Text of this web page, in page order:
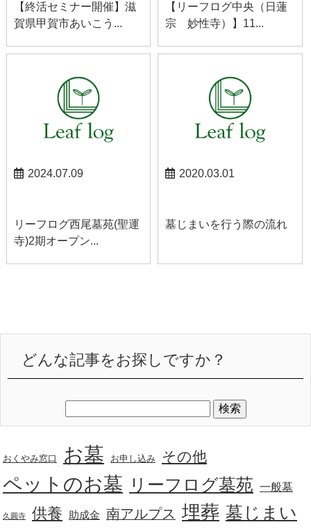
【終活セミナー開催】滋
賀県甲賀市あいこう...
【リーフログ中央（日蓮
宗 妙性寺）】11...
2024.07.09
リーフログ西尾墓苑(聖運
寺)2期オープン...
2020.03.01
墓じまいを行う際の流れ
どんな記事をお探しですか？
おくやみ窓口 お墓 お申し込み その他
ペットのお墓 リーフログ墓苑 一般墓
久圓寺 供養 助成金 南アルプス 埋葬 墓じまい